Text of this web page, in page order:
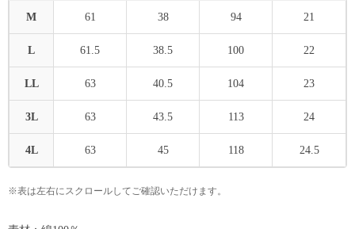
M 61 38 94 21
L 61.5 38.5 100 22
LL 63 40.5 104 23
3L 63 43.5 113 24
4L 63 45 118 24.5
※表は左右にスクロールしてご確認いただけます。